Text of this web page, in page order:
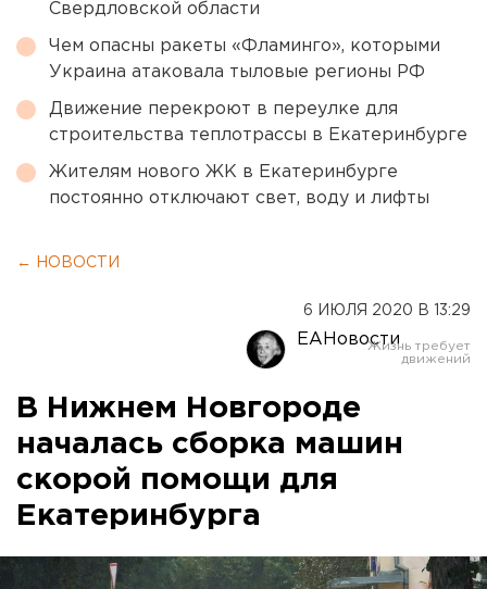
Свердловской области
Чем опасны ракеты «Фламинго», которыми
Украина атаковала тыловые регионы РФ
Движение перекроют в переулке для
строительства теплотрассы в Екатеринбурге
Жителям нового ЖК в Екатеринбурге
постоянно отключают свет, воду и лифты
← НОВОСТИ
6 ИЮЛЯ 2020 В 13:29
ЕАНовости
В Нижнем Новгороде
началась сборка машин
скорой помощи для
Екатеринбурга